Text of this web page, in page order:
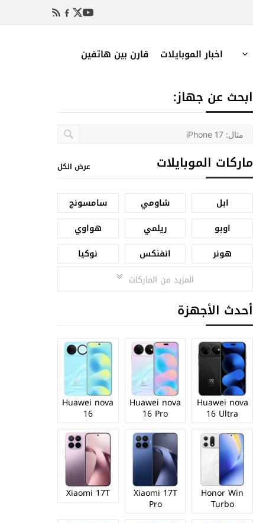
اخبار الموبايلات قارن بين هاتفين
ابحث عن جهاز:
ماركات الموبايلات عرض الكل
ابل شاومي
سامسونج
اوبو
ريلمي
هواوي
هونر
انفنكس
نوكيا
المزيد من الماركات
أحدث الأجهزة
Huawei nova
16 Ultra
Huawei nova
16 Pro
Huawei nova
16
Honor Win
Turbo
Xiaomi 17T
Pro
Xiaomi 17T